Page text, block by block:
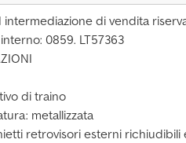
intermediazione di vendita
0859. LT57363
di traino
metallizzata
retrovisori esterni richiudibili